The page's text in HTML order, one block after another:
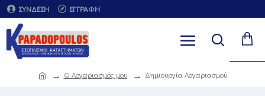
ΣΎΝΔΕΣΗ ΕΓΓΡΑΦΉ
O Λογαριασμός μου Δημιουργία Λογαριασμού